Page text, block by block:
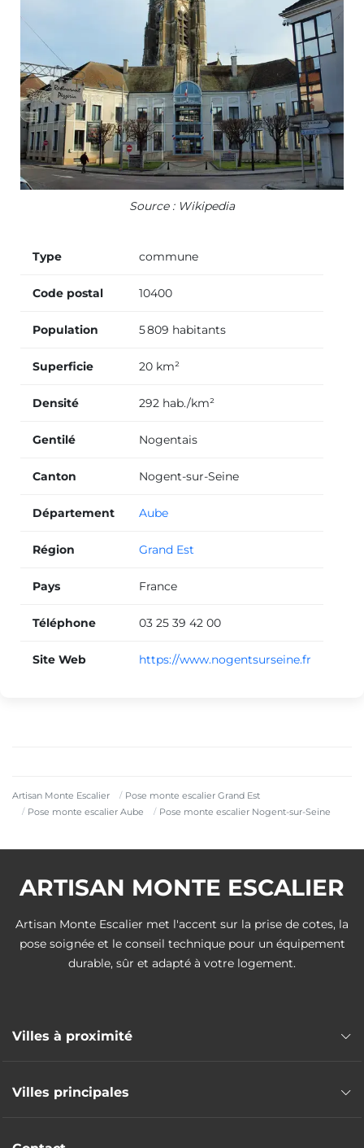
Artisan Monte Escalier
Pose monte escalier Grand Est
Pose monte escalier Aube
Pose monte escalier Nogent-sur-Seine
Source : Wikipedia
Type commune
Code postal 10400
Population 5 809 habitants
Superficie 20 km²
Densité 292 hab./km²
Gentilé Nogentais
Canton Nogent-sur-Seine
Département Aube
Région Grand Est
Pays France
Téléphone 03 25 39 42 00
Site Web https://www.nogentsurseine.fr
ARTISAN MONTE ESCALIER
Artisan Monte Escalier met l'accent sur la prise de cotes, la
pose soignée et le conseil technique pour un équipement
durable, sûr et adapté à votre logement.
Villes à proximité
Pose monte escalier Romilly-sur-Seine
Villes principales